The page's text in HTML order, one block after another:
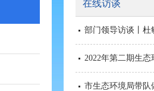
在线访谈
部门领导访谈丨杜
2022年第二期生
市生态环境局带队